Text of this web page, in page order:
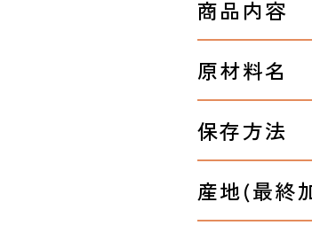
商品内容
原材料名
保存方法
産地(最終